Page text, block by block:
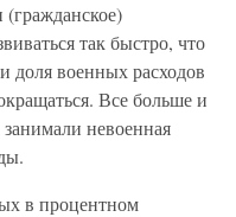
так быстро, что
доля военных расходов
Все больше и
невоенная
в процентном